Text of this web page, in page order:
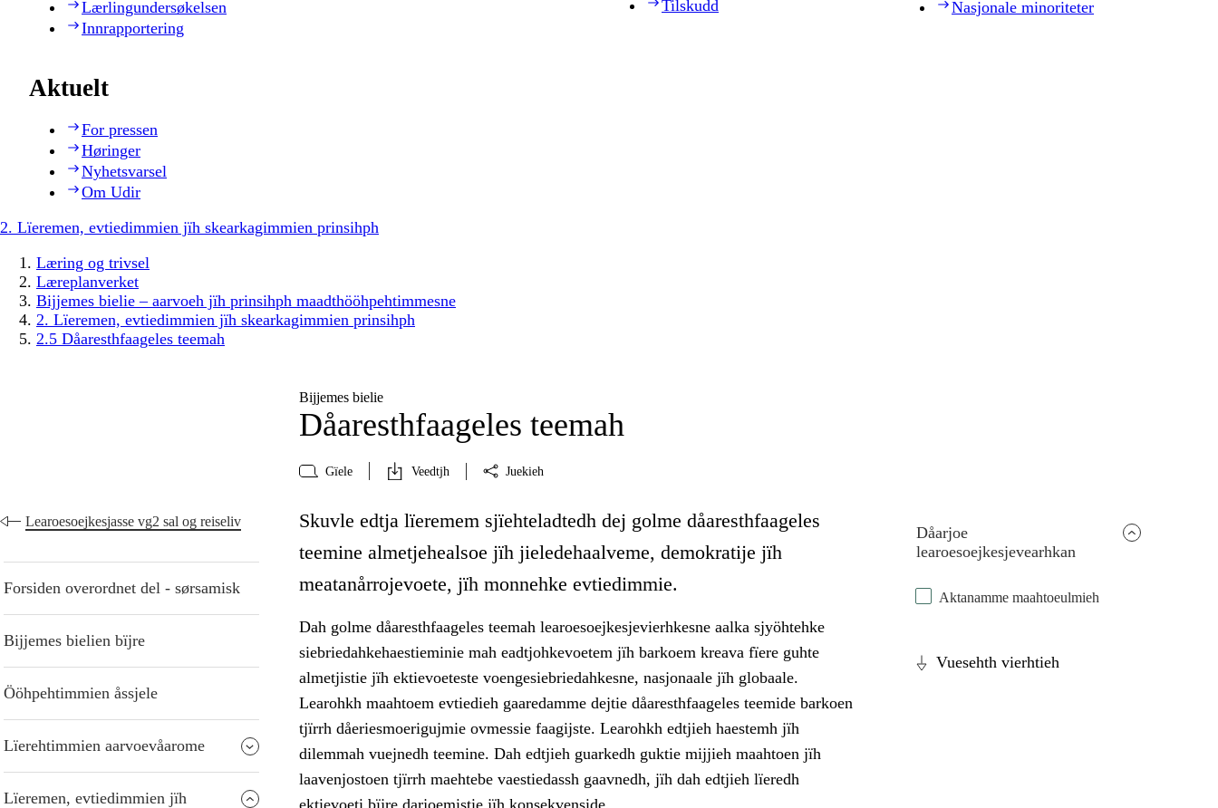
Lærlingundersøkelsen
Innrapportering
Tilskudd
Nasjonale minoriteter
Aktuelt
For pressen
Høringer
Nyhetsvarsel
Om Udir
2. Lïeremen, evtiedimmien jïh skearkagimmien prinsihph
Læring og trivsel
Læreplanverket
Bijjemes bielie – aarvoeh jïh prinsihph maadthööhpehtimmesne
2. Lïeremen, evtiedimmien jïh skearkagimmien prinsihph
2.5 Dåaresthfaageles teemah
Bijjemes bielie
Dåaresthfaageles teemah
Gïele Veedtjh Juekieh
Learoesoejkesjasse vg2 sal og reiseliv
Forsiden overordnet del - sørsamisk
Bijjemes bielien bïjre
Ööhpehtimmien åssjele
Lïerehtimmien aarvoevåarome
Lïeremen, evtiedimmien jïh
Dåarjoe
learoesoejkesjevearhkan
Aktanamme maahtoeulmieh
Vuesehth vierhtieh
Skuvle edtja lïeremem sjïehteladtedh dej golme dåaresthfaageles
teemine almetjehealsoe jïh jieledehaalveme, demokratije jïh
meatanårrojevoete, jïh monnehke evtiedimmie.
Dah golme dåaresthfaageles teemah learoesoejkesjevierhkesne aalka sjyöhtehke
siebriedahkehaestieminie mah eadtjohkevoetem jïh barkoem kreava fïere guhte
almetjistie jïh ektievoeteste voengesiebriedahkesne, nasjonaale jïh globaale.
Learohkh maahtoem evtiedieh gaaredamme dejtie dåaresthfaageles teemide barkoen
tjïrrh dåeriesmoerigujmie ovmessie faagijste. Learohkh edtjieh haestemh jïh
dilemmah vuejnedh teemine. Dah edtjieh guarkedh guktie mijjieh maahtoen jïh
laavenjostoen tjïrrh maehtebe vaestiedassh gaavnedh, jïh dah edtjieh lïeredh